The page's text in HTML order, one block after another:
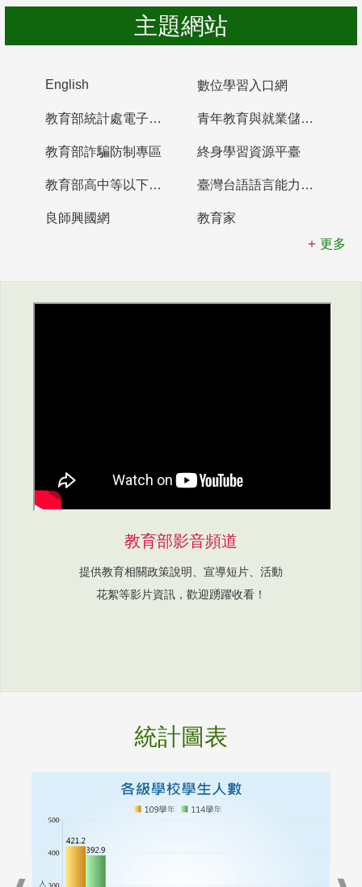
主題網站
English 數位學習入口網
教育部統計處電子書櫃 青年教育與就業儲蓄帳戶
教育部詐騙防制專區 終身學習資源平臺
教育部高中等以下學校及幼兒園教師資格檢定考試 臺灣台語語言能力認證網站
良師興國網
教育家
更多
教育部影音頻道
提供教育相關政策說明、宣導短片、活動
花絮等影片資訊，歡迎踴躍收看！
統計圖表